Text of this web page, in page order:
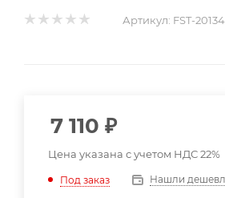
Артикул: FST-
7 110 ₽
Цена указана с учетом НДС 22%
Под заказ Нашли